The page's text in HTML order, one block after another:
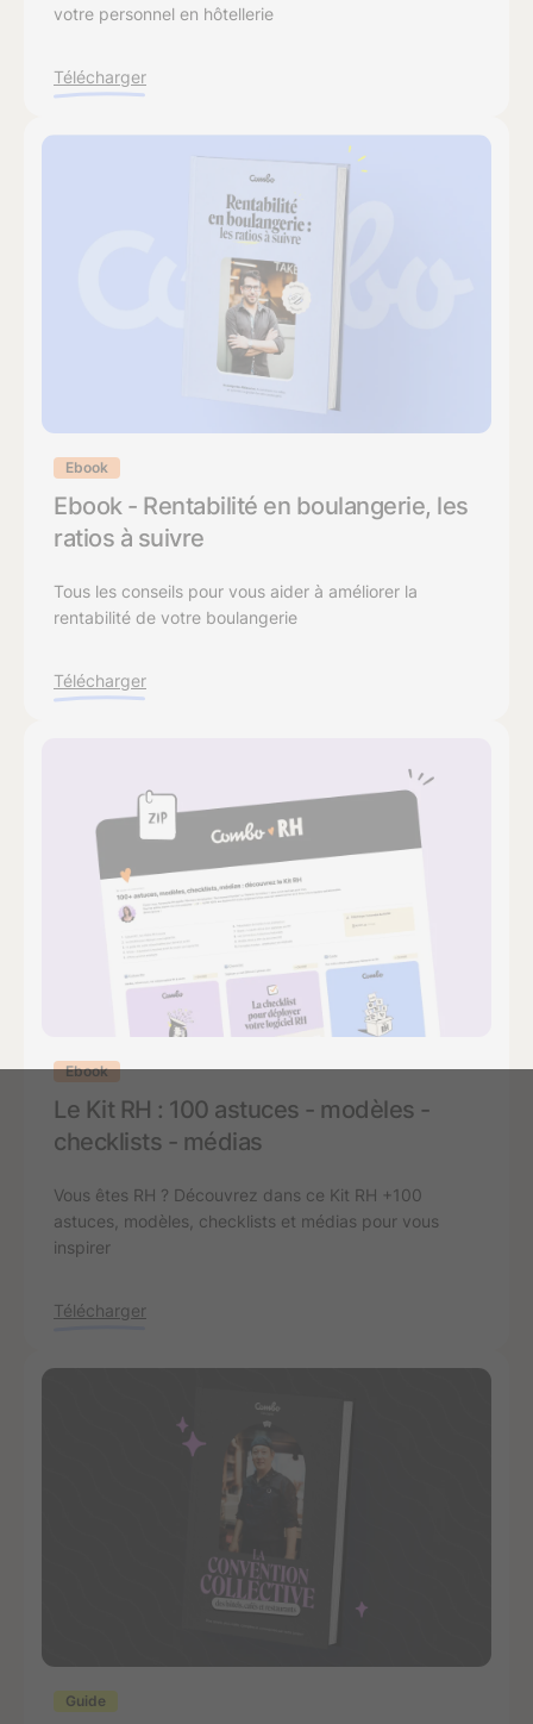
votre personnel en hôtellerie
Télécharger
Ebook
Ebook - Rentabilité en boulangerie, les
ratios à suivre
Tous les conseils pour vous aider à améliorer la
rentabilité de votre boulangerie
Télécharger
Ebook
Le Kit RH : 100 astuces - modèles -
checklists - médias
Vous êtes RH ? Découvrez dans ce Kit RH +100
astuces, modèles, checklists et médias pour vous
inspirer
Télécharger
Guide